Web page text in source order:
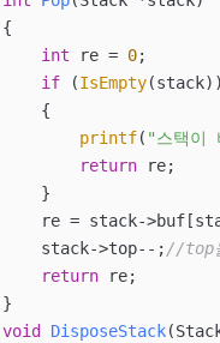
{
int re = 0;
if (IsEmpty(stack))
    {
printf( "스택이
return re;
    }
re = stack-
    stack->top--;
//top
return re;
void
DisposeStack